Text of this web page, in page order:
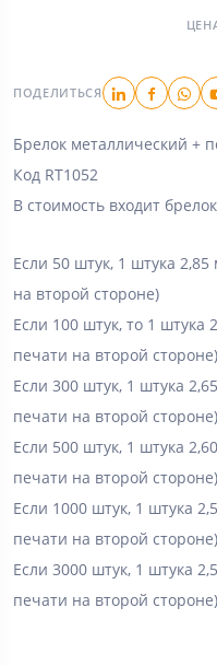
ПОДЕЛИТЬСЯ
Брелок металлический +
Код RT1052
В стоимость входит
Если 50 штук, 1 штука
на второй стороне)
Если 100 штук, то 1 штука
печати на второй стороне)
Если 300 штук, 1 штука
печати на второй стороне)
Если 500 штук, 1 штука
печати на второй стороне)
Если 1000 штук, 1 штука
печати на второй стороне)
Если 3000 штук, 1 штука
печати на второй стороне)